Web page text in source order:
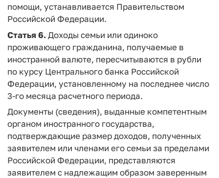
помощи, устанавливается Правительством
Российской Федерации.
Статья 6.Доходы семьи или одиноко
проживающего гражданина, получаемые в
иностранной валюте, пересчитываются в рубли
по курсу Центрального банка Российской
Федерации, установленному на последнее число
3-го месяца расчетного периода.
Документы (сведения), выданные компетентным
органом иностранного государства,
подтверждающие размер доходов, полученных
заявителем или членами его семьи за пределами
Российской Федерации, представляются
заявителем с надлежащим образом заверенным